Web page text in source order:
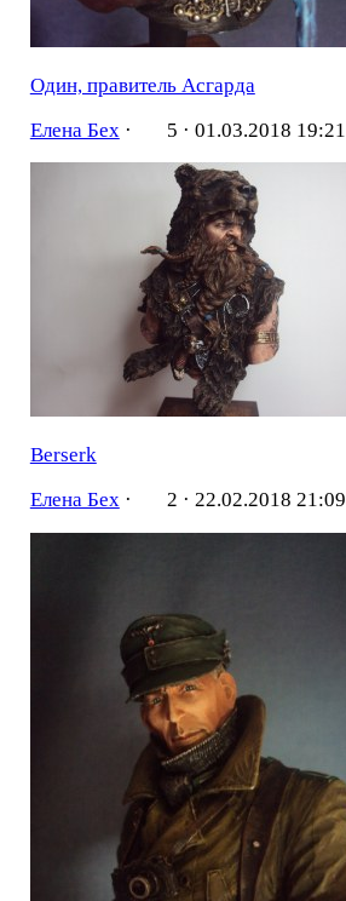
Один, правитель Асгарда
Елена Бех · 5 · 01.03.2018 19:21
Berserk
Елена Бех· 2 · 22.02.2018 21:09